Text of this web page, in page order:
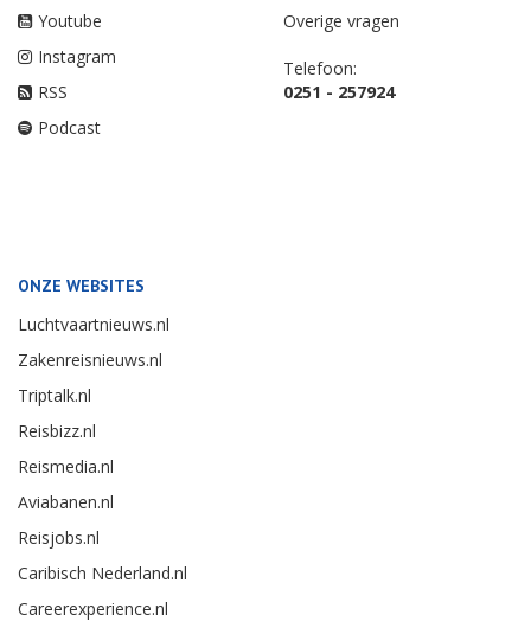
Youtube
Instagram
RSS
Podcast
Overige vragen
Telefoon:
0251 - 257924
ONZE WEBSITES
Luchtvaartnieuws.nl
Zakenreisnieuws.nl
Triptalk.nl
Reisbizz.nl
Reismedia.nl
Aviabanen.nl
Reisjobs.nl
Caribisch Nederland.nl
Careerexperience.nl